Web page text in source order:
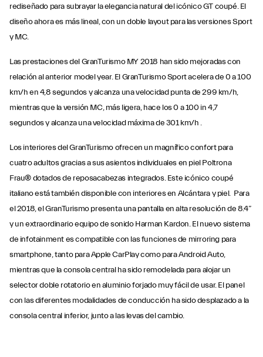
rediseñado para subrayar la elegancia natural del icónico GT coupé. El
diseño ahora es más lineal, con un doble layout para las versiones Sport
y MC.
Las prestaciones del GranTurismo MY 2018 han sido mejoradas con
relación al anterior model year. El GranTurismo Sport acelera de 0 a 100
km/h en 4,8 segundos y alcanza una velocidad punta de 299 km/h,
mientras que la versión MC, más ligera, hace los 0 a 100 in 4,7
segundos y alcanza una velocidad máxima de 301 km/h .
Los interiores del GranTurismo ofrecen un magnífico confort para
cuatro adultos gracias a sus asientos individuales en piel Poltrona
Frau® dotados de reposacabezas integrados. Este icónico coupé
italiano está también disponible con interiores en Alcántara y piel. Para
el 2018, el GranTurismo presenta una pantalla en alta resolución de 8.4”
y un extraordinario equipo de sonido Harman Kardon. El nuevo sistema
de infotainment es compatible con las funciones de mirroring para
smartphone, tanto para Apple CarPlay como para Android Auto,
mientras que la consola central ha sido remodelada para alojar un
selector doble rotatorio en aluminio forjado muy fácil de usar. El panel
con las diferentes modalidades de conducción ha sido desplazado a la
consola central inferior, junto a las levas del cambio.